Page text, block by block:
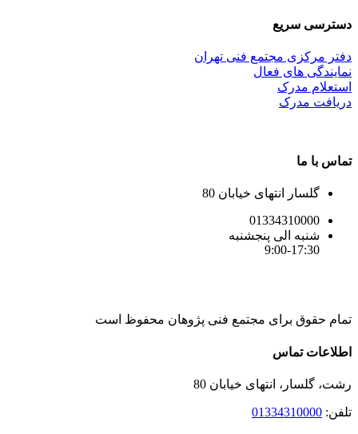
دسترسی سریع
دفتر مرکزی مجتمع فنی تهران
نمایندگی های فعال
استعلام مدرک
دریافت مدرک
تماس با ما
گلسار انتهای خیابان 80
01334310000
شنبه الی پنجشنبه
9:00-17:30
تمام حقوق برای مجتمع فنی پژوهان محفوظ است
Instagram
LinkedIn
Toggle
Bar
Area
اطلاعات تماس
رشت، گلسار، انتهای خیابان 80
تلفن: 01334310000